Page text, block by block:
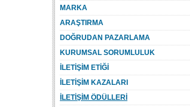
MARKA
ARAŞTIRMA
DOĞRUDAN PAZARLAMA
KURUMSAL SORUMLULUK
İLETİŞİM ETİĞİ
İLETİŞİM KAZALARI
İLETİŞİM ÖDÜLLERİ